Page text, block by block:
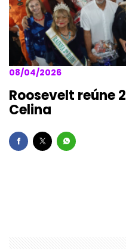
08/04/2026
Roosevelt reúne
Celina